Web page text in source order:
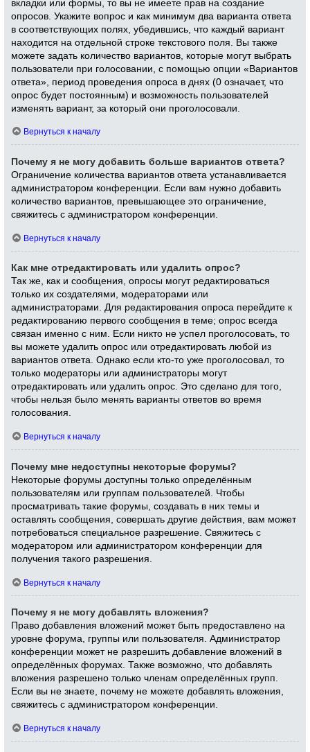
вкладки или формы, то вы не имеете прав на создание
опросов. Укажите вопрос и как минимум два варианта ответа
в соответствующих полях, убедившись, что каждый вариант
находится на отдельной строке текстового поля. Вы также
можете задать количество вариантов, которые могут выбрать
пользователи при голосовании, с помощью опции «Вариантов
ответа», период проведения опроса в днях (0 означает, что
опрос будет постоянным) и возможность пользователей
изменять вариант, за который они проголосовали.
Вернуться к началу
Почему я не могу добавить больше вариантов ответа?
Ограничение количества вариантов ответа устанавливается
администратором конференции. Если вам нужно добавить
количество вариантов, превышающее это ограничение,
свяжитесь с администратором конференции.
Вернуться к началу
Как мне отредактировать или удалить опрос?
Так же, как и сообщения, опросы могут редактироваться
только их создателями, модераторами или
администраторами. Для редактирования опроса перейдите к
редактированию первого сообщения в теме; опрос всегда
связан именно с ним. Если никто не успел проголосовать, то
вы можете удалить опрос или отредактировать любой из
вариантов ответа. Однако если кто-то уже проголосовал, то
только модераторы или администраторы могут
отредактировать или удалить опрос. Это сделано для того,
чтобы нельзя было менять варианты ответов во время
голосования.
Вернуться к началу
Почему мне недоступны некоторые форумы?
Некоторые форумы доступны только определённым
пользователям или группам пользователей. Чтобы
просматривать такие форумы, создавать в них темы и
оставлять сообщения, совершать другие действия, вам может
потребоваться специальное разрешение. Свяжитесь с
модератором или администратором конференции для
получения такого разрешения.
Вернуться к началу
Почему я не могу добавлять вложения?
Право добавления вложений может быть предоставлено на
уровне форума, группы или пользователя. Администратор
конференции может не разрешить добавление вложений в
определённых форумах. Также возможно, что добавлять
вложения разрешено только членам определённых групп.
Если вы не знаете, почему не можете добавлять вложения,
свяжитесь с администратором конференции.
Вернуться к началу